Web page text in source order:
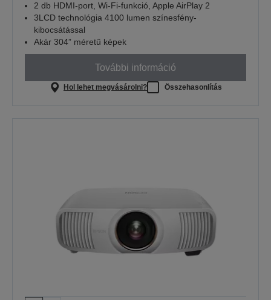
2 db HDMI-port, Wi-Fi-funkció, Apple AirPlay 2
3LCD technológia 4100 lumen színesfény-
kibocsátással
Akár 304” méretű képek
További információ
Hol lehet megvásárolni? Összehasonlítás